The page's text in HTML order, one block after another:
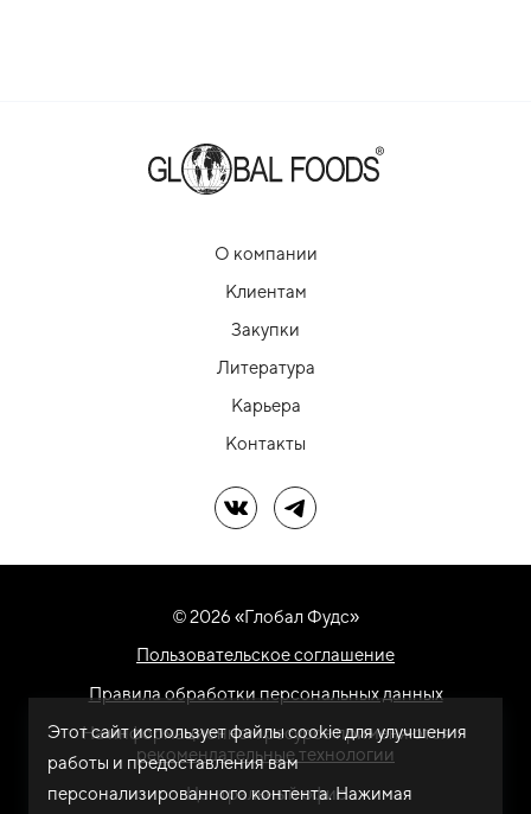
О компании
Клиентам
Закупки
Литература
Карьера
Контакты
Мы в ВКМы в Telegram
© 2026 «Глобал Фудс»
Пользовательское соглашение
Правила обработки персональных данных
На информационном ресурсе применяются
рекомендательные технологии
Центральный офис
Этот сайт использует файлы cookie для улучшения
работы и предоставления вам
персонализированного контента. Нажимая